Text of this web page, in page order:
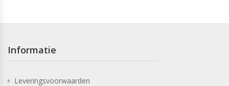
Informatie
Leveringsvoorwaarden